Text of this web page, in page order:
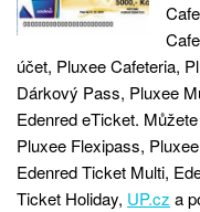
účet, Pluxee Cafeteria,
Dárkový Pass, Pluxee
Edenred eTicket.
Pluxee Flexipass,
Edenred Ticket Multi,
Ticket Holiday, UP.cz a